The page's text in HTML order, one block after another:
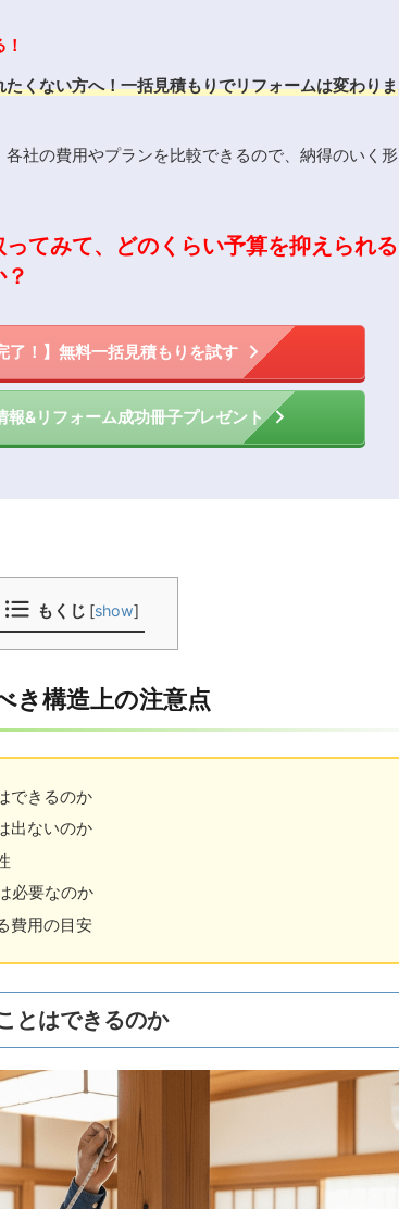
くない方へ！一括見積もりでリフォームは変わりま
社の費用やプランを比較できるので、納得のいく形
てみて、どのくらい予算を抑えられる
了！】無料一括見積もりを試す
報&リフォーム成功冊子プレゼント
もくじ [show]
き構造上の注意点
できるのか
出ないのか
必要なのか
費用の目安
とはできるのか